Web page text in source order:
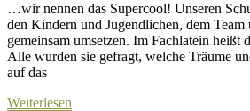
…wir nennen das Supercool! Unseren
den Kindern und Jugendlichen, dem Team
gemeinsam umsetzen. Im Fachlatein heißt
Alle wurden sie gefragt, welche Träume
auf das
Weiterlesen